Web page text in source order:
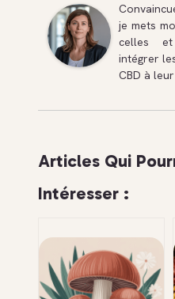
je mets
celles
intégrer
CBD à
Articles Qui
Intéresser :